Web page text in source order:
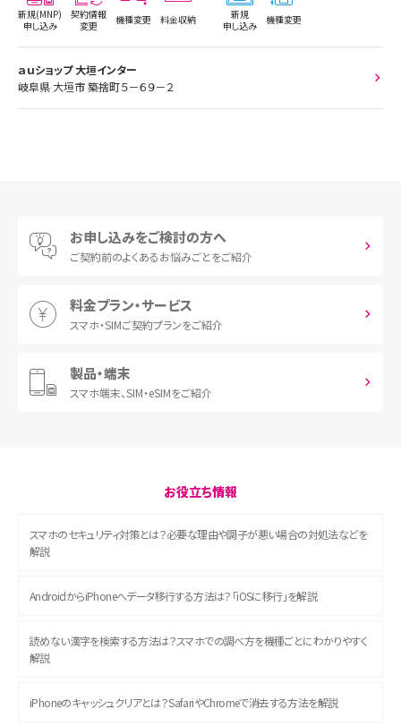
新規(MNP)
申し込み
契約情報
変更
機種変更 料金収納
新規
申し込み
機種変更
ａｕショップ 大垣インター
岐阜県 大垣市 築捨町５－６９－２
お申し込みをご検討の方へ
ご契約前のよくあるお悩みごとをご紹介
料金プラン・サービス
スマホ・SIMご契約プランをご紹介
製品・端末
スマホ端末、SIM・eSIMをご紹介
お役立ち情報
スマホのセキュリティ対策とは？必要な理由や調子が悪い場合の対処法などを
解説
AndroidからiPhoneへデータ移行する方法は？「iOSに移行」を解説
読めない漢字を検索する方法は？スマホでの調べ方を機種ごとにわかりやすく
解説
iPhoneのキャッシュクリアとは？SafariやChromeで消去する方法を解説